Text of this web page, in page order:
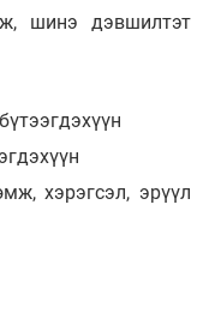
шинэ дэвшилтэт
хэрэгсэл, эрүүл